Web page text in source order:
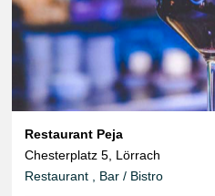
Restaurant Peja
Chesterplatz 5, Lörrach
Restaurant , Bar / Bistro